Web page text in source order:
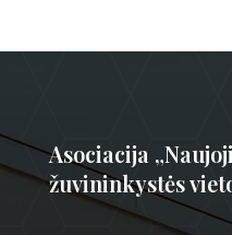
Asociacija
žuvininkystės